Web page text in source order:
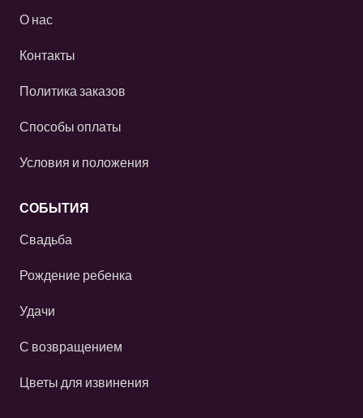
О нас
Контакты
Политика заказов
Способы оплаты
Условия и положения
СОБЫТИЯ
Свадьба
Рождение ребенка
Удачи
С возвращением
Цветы для извинения